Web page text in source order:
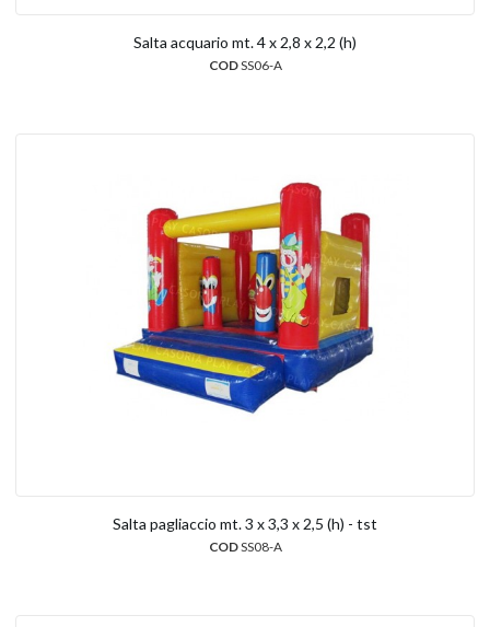
Salta acquario mt. 4 x 2,8 x 2,2 (h)
CODSS06-A
Salta pagliaccio mt. 3 x 3,3 x 2,5 (h) - tst
CODSS08-A